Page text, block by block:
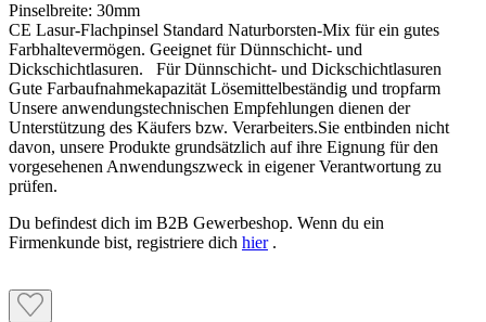
Pinselbreite: 30mm
CE Lasur-Flachpinsel Standard Naturborsten-Mix für ein gutes
Farbhaltevermögen. Geeignet für Dünnschicht- und
Dickschichtlasuren. Für Dünnschicht- und Dickschichtlasuren
Gute Farbaufnahmekapazität Lösemittelbeständig und tropfarm
Unsere anwendungstechnischen Empfehlungen dienen der
Unterstützung des Käufers bzw. Verarbeiters.Sie entbinden nicht
davon, unsere Produkte grundsätzlich auf ihre Eignung für den
vorgesehenen Anwendungszweck in eigener Verantwortung zu
prüfen.
Du befindest dich im B2B Gewerbeshop. Wenn du ein
Firmenkunde bist, registriere dich hier.